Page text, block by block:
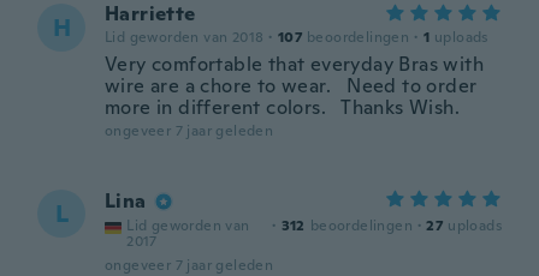
H Harriette
Lid geworden van 2018 · 107 beoordelingen · 1 uploads
Very comfortable that everyday Bras with
wire are a chore to wear. Need to order
more in different colors. Thanks Wish.
ongeveer 7 jaar geleden
L Lina
Lid geworden van
2017
· 312 beoordelingen · 27 uploads
ongeveer 7 jaar geleden